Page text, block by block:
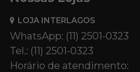
LOJA INTERLAGOS
WhatsApp: (11) 2501-0323
Tel.: (11) 2501-0323
Horário de atendimento: